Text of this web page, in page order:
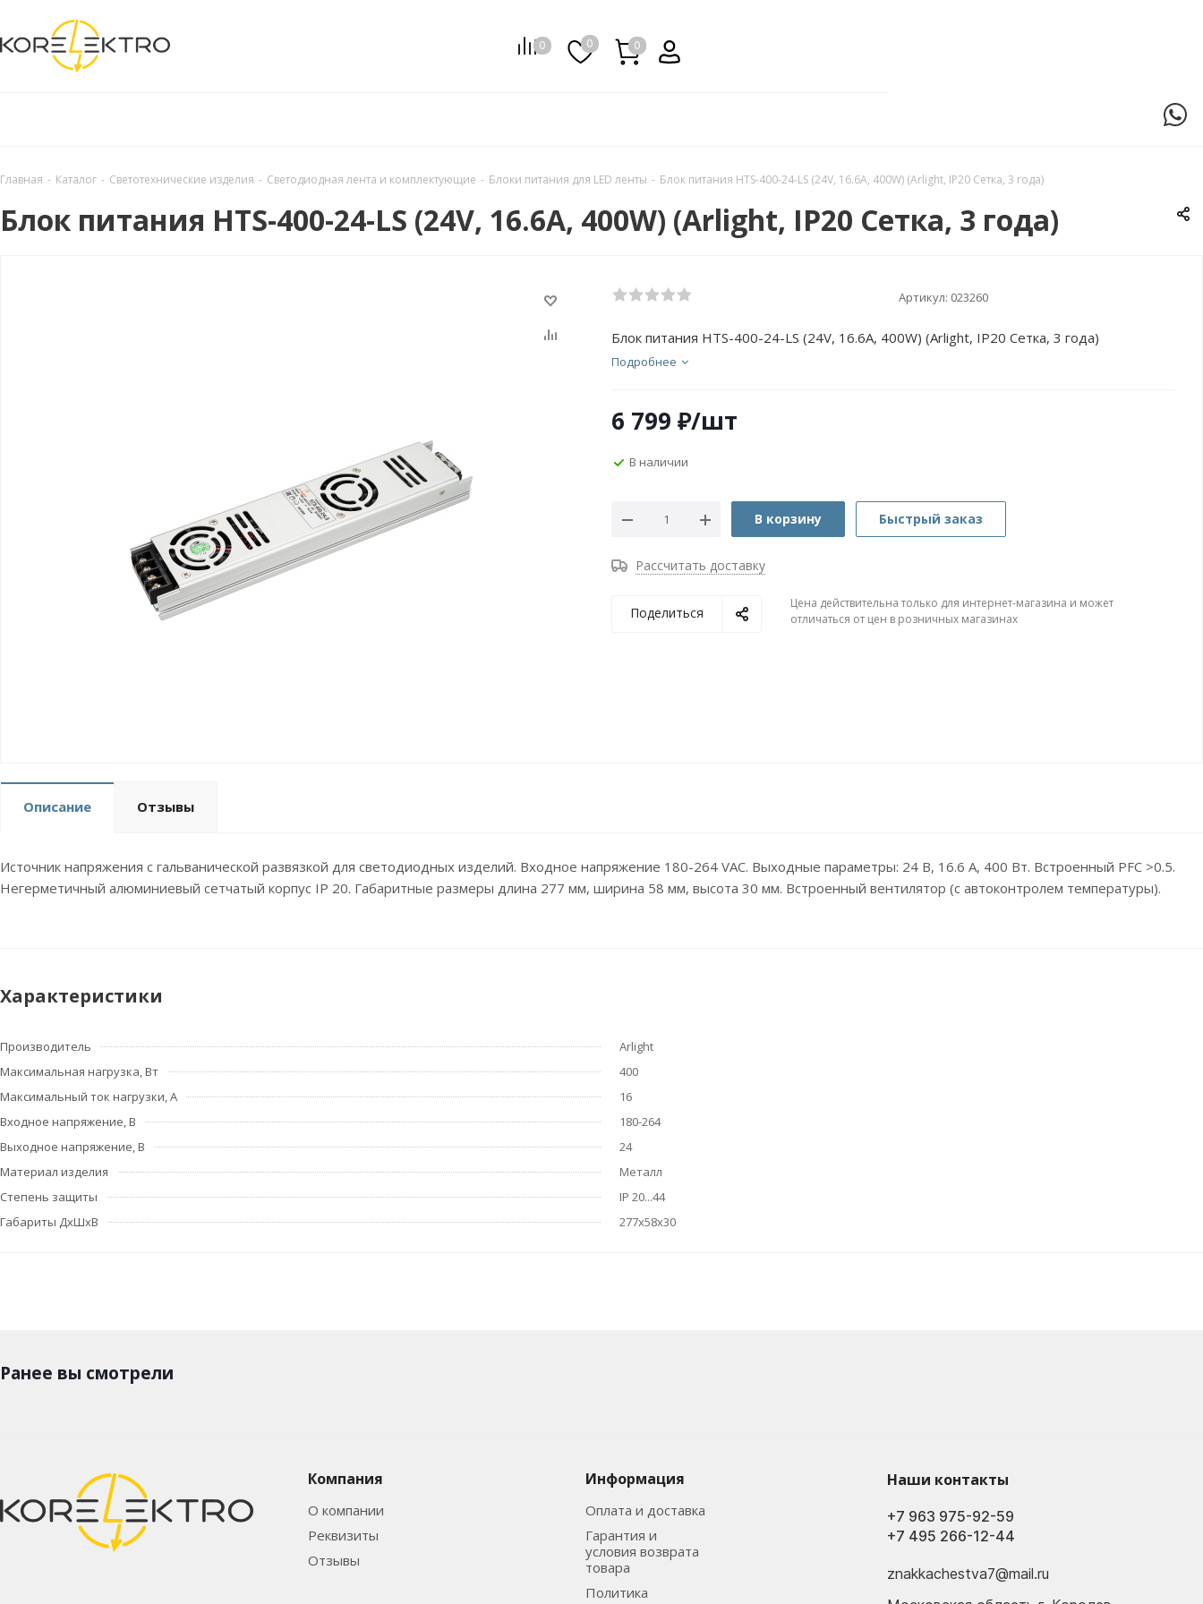
0 0 0
0
Главная - Каталог - Светотехнические изделия - Светодиодная лента и комплектующие - Блоки питания для LED ленты - Блок питания HTS-400-24-LS (24V, 16.6A, 400W) (Arlight, IP20 Сетка, 3 года)
Блок питания HTS-400-24-LS (24V, 16.6A, 400W) (Arlight, IP20 Сетка, 3 года)
Артикул: 023260
Блок питания HTS-400-24-LS (24V, 16.6A, 400W) (Arlight, IP20 Сетка, 3 года)
Подробнее
6 799 ₽/шт
В наличии
В корзину Быстрый заказ
Рассчитать доставку
Поделиться
Цена действительна только для интернет-магазина и может
отличаться от цен в розничных магазинах
Описание Отзывы
Источник напряжения с гальванической развязкой для светодиодных изделий. Входное напряжение 180-264 VAC. Выходные параметры: 24 В, 16.6 А, 400 Вт. Встроенный PFC >0.5.
Негерметичный алюминиевый сетчатый корпус IP 20. Габаритные размеры длина 277 мм, ширина 58 мм, высота 30 мм. Встроенный вентилятор (с автоконтролем температуры).
Характеристики
Производитель
Arlight
Максимальная нагрузка, Вт
400
Максимальный ток нагрузки, А
16
Входное напряжение, В
180-264
Выходное напряжение, В
24
Материал изделия
Металл
Степень защиты
IP 20...44
Габариты ДхШхВ
277х58х30
Ранее вы смотрели
Компания
О компании
Реквизиты
Отзывы
Информация
Оплата и доставка
Гарантия и
условия возврата
товара
Политика
Наши контакты
+7 495 266-12-44
+7 963 975-92-59
znakkachestva7@mail.ru